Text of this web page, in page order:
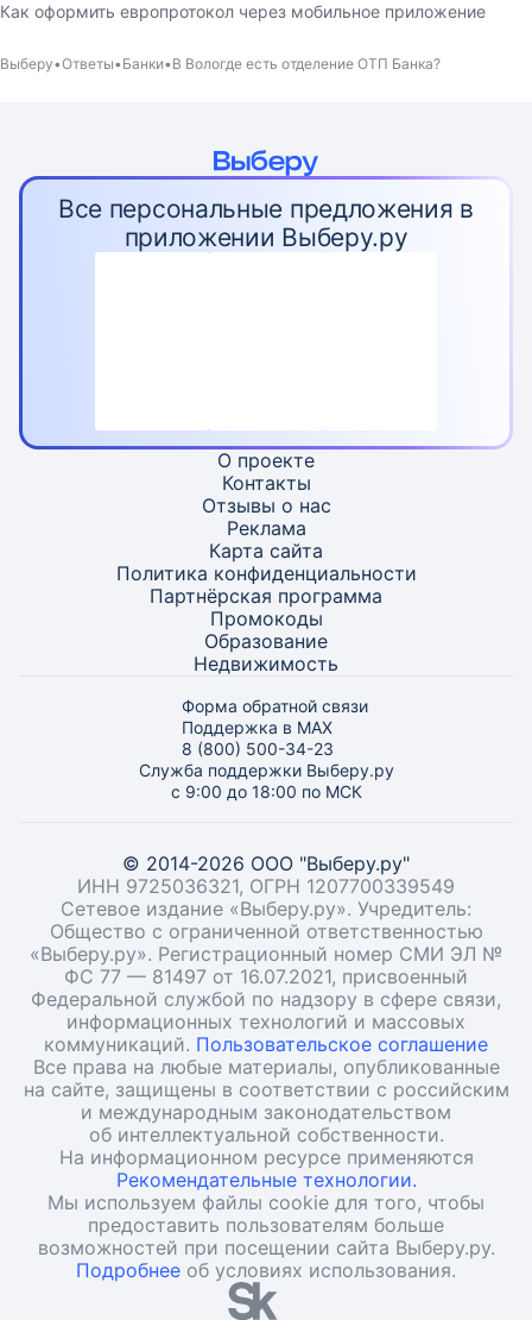
Как оформить европротокол через мобильное приложение
Выберу Ответы Банки В Вологде есть отделение ОТП Банка?
Все персональные предложения в
приложении Выберу.ру
О проекте
Контакты
Отзывы о нас
Реклама
Карта сайта
Политика конфиденциальности
Партнёрская программа
Промокоды
Образование
Недвижимость
Форма обратной связи
Поддержка в MAX
8 (800) 500-34-23
Служба поддержки Выберу.ру
с 9:00 до 18:00 по МСК
© 2014-2026 ООО "Выберу.ру"
ИНН 9725036321, ОГРН 1207700339549
Сетевое издание «Выберу.ру». Учредитель:
Общество с ограниченной ответственностью
«Выберу.ру». Регистрационный номер СМИ ЭЛ №
ФС 77 — 81497 от 16.07.2021, присвоенный
Федеральной службой по надзору в сфере связи,
информационных технологий и массовых
коммуникаций. Пользовательское соглашение
Все права на любые материалы, опубликованные
на сайте, защищены в соответствии с российским
и международным законодательством
об интеллектуальной собственности.
На информационном ресурсе применяются
Рекомендательные технологии.
Мы используем файлы cookie для того, чтобы
предоставить пользователям больше
возможностей при посещении сайта Выберу.ру.
Подробнее об условиях использования.